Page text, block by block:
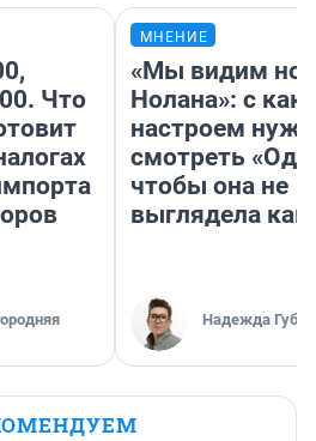
Что
МНЕНИЕ
«Мы видим
Нолана»: с
настроем
смотреть
чтобы она не
выглядела как
Надежда